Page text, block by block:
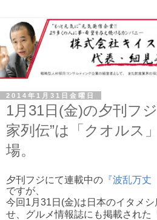
2014年1月31日金曜日
1月31日(金)の夕刊フ
家列伝”は「クオルス
場。
夕刊フジにて連載中の 『波乱万
ですが、
今回1月31日 (金)は日本のイタメ
せ、グルメ情報誌にも掲載された